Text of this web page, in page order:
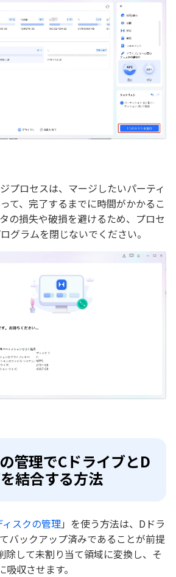
プロセスは、マージしたいパーティ
て、完了するまでに時間がかかるこ
の損失や破損を避けるため、プロセ
グラムを閉じないでください。
管理でCドライブとD
結合する方法
ィスクの管理 」を使う方法は、Dドラ
バックアップ済みであることが前提
除して未割り当て領域に変換し、そ
収させます。